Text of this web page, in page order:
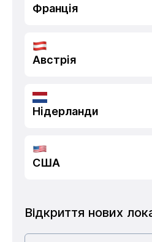
Франція
Австрія
Нідерланди
США
Відкриття нових